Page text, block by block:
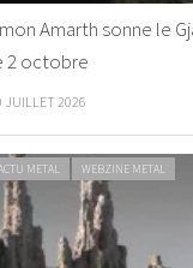
Amarth sonne le
2 octobre
JUILLET 2026
METAL WEBZINE METAL